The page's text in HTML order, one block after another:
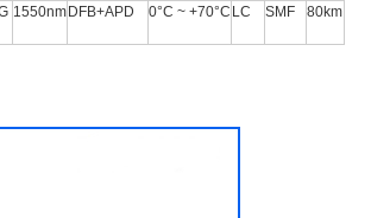
1550nm DFB+APD 0°C ~ +70°C LC SMF 80km